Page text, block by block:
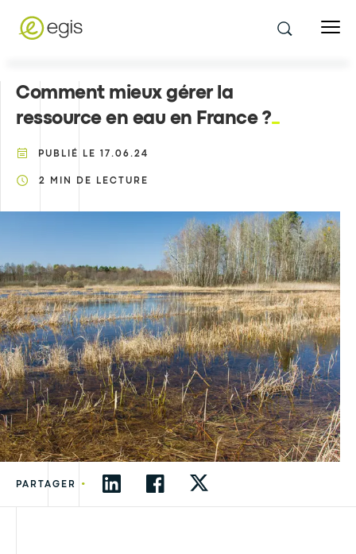
Comment mieux gérer la
ressource en eau en France ?
PUBLIÉ LE 17.06.24
2 MIN DE LECTURE
PARTAGER •